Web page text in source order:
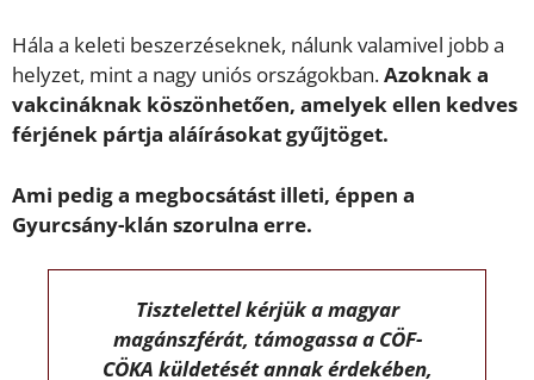
Hála a keleti beszerzéseknek, nálunk valamivel jobb a
helyzet, mint a nagy uniós országokban.Azoknak a
vakcináknak köszönhetően, amelyek ellen kedves
férjének pártja aláírásokat gyűjtöget.
Ami pedig a megbocsátást illeti, éppen a
Gyurcsány-klán szorulna erre.
Tisztelettel kérjük a magyar
magánszférát, támogassa a CÖF-
CÖKA küldetését annak érdekében,